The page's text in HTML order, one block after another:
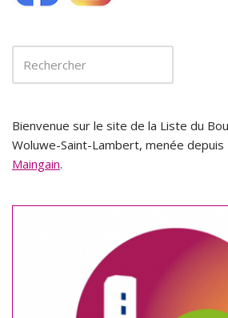
Bienvenue sur le site de la Liste du
Woluwe-Saint-Lambert, menée
Maingain.